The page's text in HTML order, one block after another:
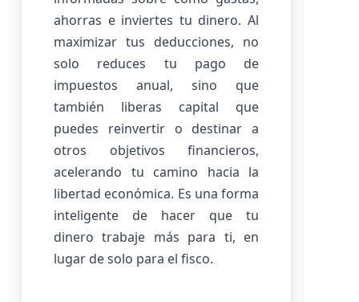
ahorras e inviertes tu dinero. Al
maximizar tus deducciones, no
solo reduces tu pago de
impuestos anual, sino que
también liberas capital que
puedes reinvertir o destinar a
otros objetivos financieros,
acelerando tu camino hacia la
libertad económica. Es una forma
inteligente de hacer que tu
dinero trabaje más para ti, en
lugar de solo para el fisco.